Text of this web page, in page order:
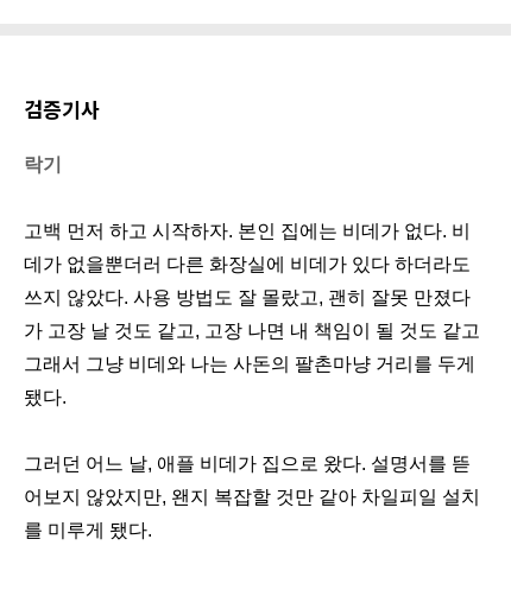
검증기사
락기
고백 먼저 하고 시작하자. 본인 집에는 비데가 없다. 비
데가 없을뿐더러 다른 화장실에 비데가 있다 하더라도
쓰지 않았다. 사용 방법도 잘 몰랐고, 괜히 잘못 만졌다
가 고장 날 것도 같고, 고장 나면 내 책임이 될 것도 같고
그래서 그냥 비데와 나는 사돈의 팔촌마냥 거리를 두게
됐다.
그러던 어느 날, 애플 비데가 집으로 왔다. 설명서를 뜯
어보지 않았지만, 왠지 복잡할 것만 같아 차일피일 설치
를 미루게 됐다.